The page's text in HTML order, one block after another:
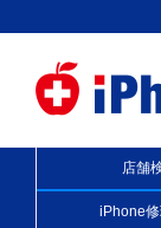
店舗
iPhone